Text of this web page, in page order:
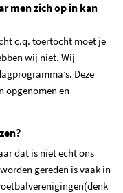
men zich op in kan
c.q. toertocht moet je
wij niet. Wij
Deze
opgenomen en
dat is niet echt ons
gereden is vaak in